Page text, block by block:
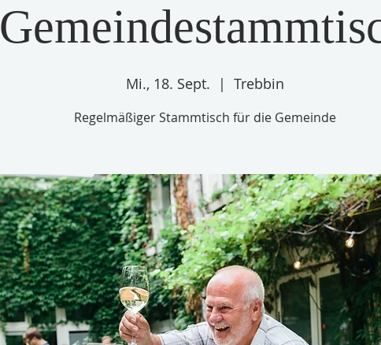
Mi., 18. Sept.
  |
Trebbin
Regelmäßiger Stammtisch für die Gemeinde